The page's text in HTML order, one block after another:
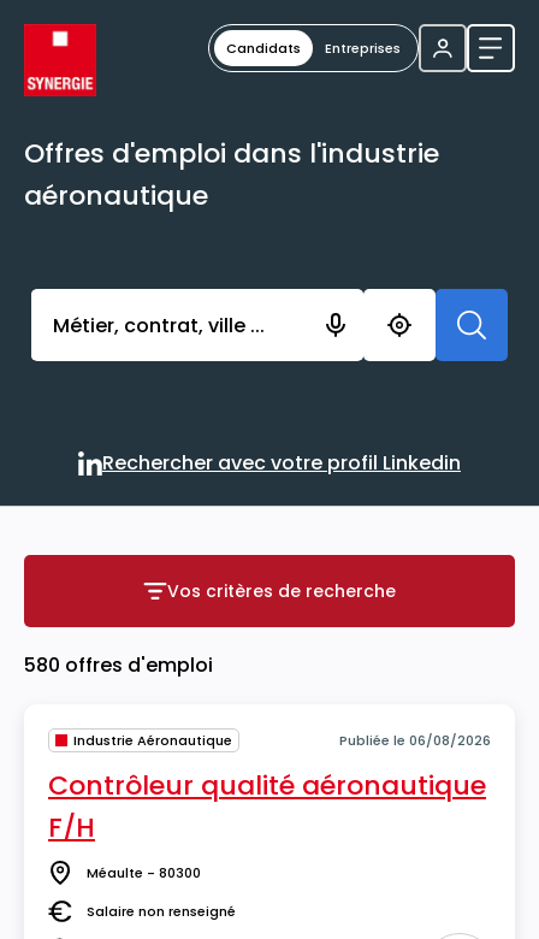
Candidats Entreprises
Offres d'emploi dans l'industrie
aéronautique
Activer l’élément pour lancer l’enregistrement.
Rechercher avec votre
Rechercher avec votre profil Linkedin
Vos critères de recherche
Vos critères de recherche
580 offres d'emploi
Industrie Aéronautique Publiée le 06/08/2026
Contrôleur qualité aéronautique
F/H
Lieu Méaulte - 80300
SalaireSalaire non renseigné